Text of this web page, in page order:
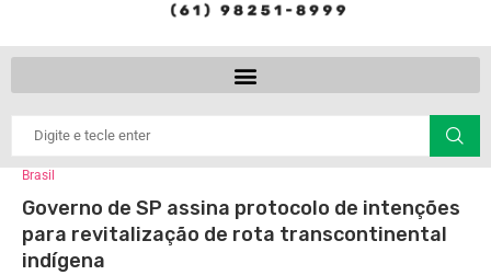
Brasil
Governo de SP assina protocolo de intenções
para revitalização de rota transcontinental
indígena